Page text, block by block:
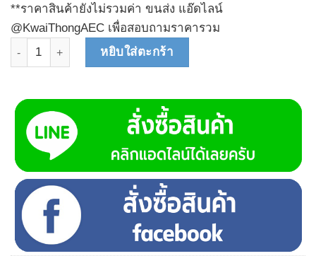
**ราคาสินค้ายังไม่รวมค่า ขนส่ง แอ๊ดไลน์
@KwaiThongAEC เพื่อสอบถามราคารวม
จำนวน ปะเก็นคาร์บูเรเตอร์ 64-0149 ชิ้น
หยิบใส่ตะกร้า